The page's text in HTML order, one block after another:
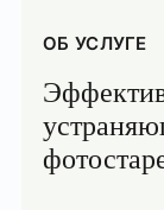
ОБ УСЛУГЕ